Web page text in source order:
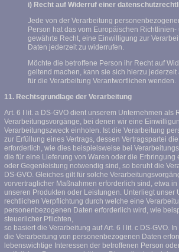
i) Recht auf Widerruf einer
Jede von der Verarbeitung
Person hat das vom Europäischen
gewährte Recht, eine Einwilligung zur
Daten jederzeit zu widerrufen.
Möchte die betroffene Person ihr Recht auf
geltend machen, kann sie sich hierzu
für die Verarbeitung Verantwortlichen wenden.
11. Rechtsgrundlage der Verarbeitung
Art. 6 I lit. a DS-GVO dient unserem Unternehmen als
Verarbeitungsvorgänge, bei denen wir eine
Verarbeitungszweck einholen. Ist die Verarbeitung
zur Erfüllung eines Vertrags, dessen Vertragspartei
erforderlich, wie dies beispielsweise bei
die für eine Lieferung von Waren oder die Erbringung
oder Gegenleistung notwendig sind, so beruht die
DS-GVO. Gleiches gilt für solche
vorvertraglicher Maßnahmen erforderlich sind, etwa
unseren Produkten oder Leistungen. Unterliegt unser
rechtlichen Verpflichtung durch welche eine
personenbezogenen Daten erforderlich wird, wie
steuerlicher Pflichten,
so basiert die Verarbeitung auf Art. 6 I lit. c DS-GVO.
die Verarbeitung von personenbezogenen Daten
lebenswichtige Interessen der betroffenen Person